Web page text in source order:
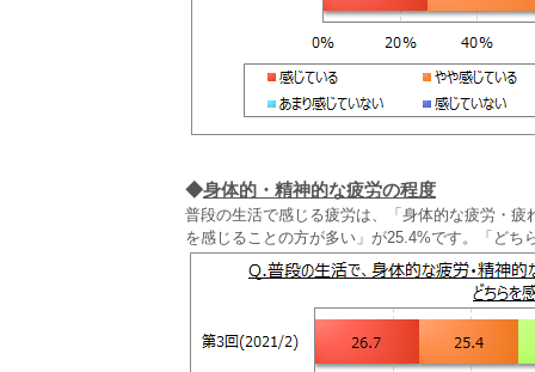
◆身体的・精神的な疲労の程度
普段の生活で感じる疲労は、「身体的な疲労・
を感じることの方が多い」が25.4%です。「どち